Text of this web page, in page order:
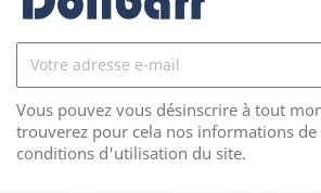
Vous pouvez vous désinscrire à tout
trouverez pour cela nos informations de
conditions d'utilisation du site.